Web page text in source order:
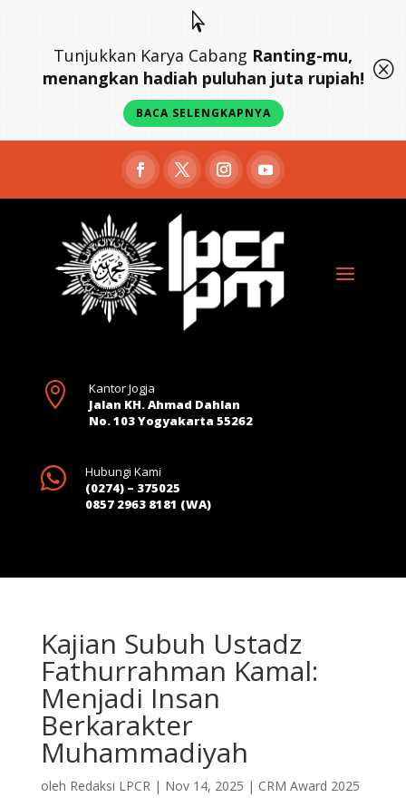

Tunjukkan Karya Cabang Ranting-mu,
menangkan hadiah puluhan juta rupiah!
BACA SELENGKAPNYA
Q

Kantor Jogja
Jalan KH. Ahmad Dahlan
No. 103 Yogyakarta 55262

Hubungi Kami
(0274) – 375025
0857 2963 8181 (WA)
Kajian Subuh Ustadz
Fathurrahman Kamal:
Menjadi Insan
Berkarakter
Muhammadiyah
oleh Redaksi LPCR| Nov 14, 2025 | CRM Award 2025